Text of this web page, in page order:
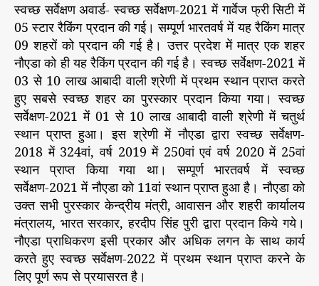
स्वच्छ सर्वेक्षण अवार्ड- स्वच्छ सर्वेक्षण-2021 में गार्वेज फ्री सिटी में
05 स्टार रैकिंग प्रदान की गई। सम्पूर्ण भारतवर्ष में यह रैकिंग मात्र
09 शहरों को प्रदान की गई है। उत्तर प्रदेश में मात्र एक शहर
नौएडा को ही यह रैकिंग प्रदान की गई है। स्वच्छ सर्वेक्षण-2021 में
03 से 10 लाख आबादी वाली श्रेणी में प्रथम स्थान प्राप्त करते
हुए सबसे स्वच्छ शहर का पुरस्कार प्रदान किया गया। स्वच्छ
सर्वेक्षण-2021 में 01 से 10 लाख आबादी वाली श्रेणी में चतुर्थ
स्थान प्राप्त हुआ। इस श्रेणी में नौएडा द्वारा स्वच्छ सर्वेक्षण-
2018 में 324वां, वर्ष 2019 में 250वां एवं वर्ष 2020 में 25वां
स्थान प्राप्त किया गया था। सम्पूर्ण भारतवर्ष में स्वच्छ
सर्वेक्षण-2021 में नौएडा को 11वां स्थान प्राप्त हुआ है। नौएडा को
उक्त सभी पुरस्कार केन्द्रीय मंत्री, आवासन और शहरी कार्यालय
मंत्रालय, भारत सरकार, हरदीप सिंह पुरी द्वारा प्रदान किये गये।
नौएडा प्राधिकरण इसी प्रकार और अधिक लगन के साथ कार्य
करते हुए स्वच्छ सर्वेक्षण-2022 में प्रथम स्थान प्राप्त करने के
लिए पूर्ण रूप से प्रयासरत है।